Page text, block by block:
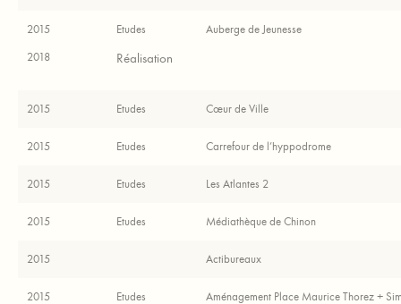
2015
2018
Etudes
Réalisation
Auberge de Jeunesse
2015 Etudes Cœur de Ville
2015 Etudes Carrefour de l’hyppodrome
2015 Etudes Les Atlantes 2
2015 Etudes Médiathèque de Chinon
2015 Actibureaux
2015 Etudes Aménagement Place Maurice Thorez +